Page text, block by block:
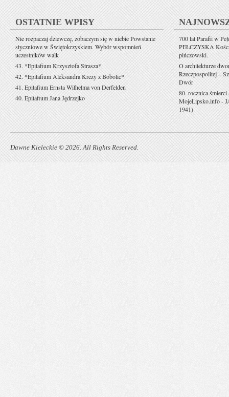
OSTATNIE WPISY
Nie rozpaczaj dziewczę, zobaczym się w niebie Powstanie
styczniowe w Świętokrzyskiem. Wybór wspomnień
uczestników walk
43. *Epitafium Krzysztofa Strasza*
42. *Epitafium Aleksandra Krezy z Bobolic*
41. Epitafium Ernsta Wilhelma von Derfelden
40. Epitafium Jana Jędrzejko
700 lat Parafii w
PEŁCZYSKA
pińczowski.
O architekturze
Rzeczpospolitej –
Dwór
80. rocznica
MojeLipsko.info-
1941)
Dawne Kieleckie © 2026. All Rights Reserved.